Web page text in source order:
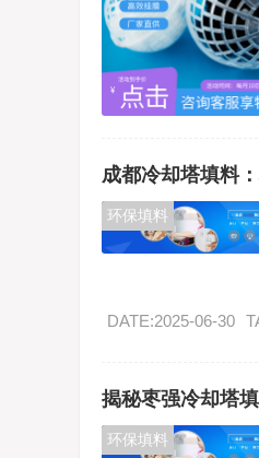
成都冷却塔填料
环保填料
DATE:2025-06-30
揭秘枣强冷却塔
环保填料